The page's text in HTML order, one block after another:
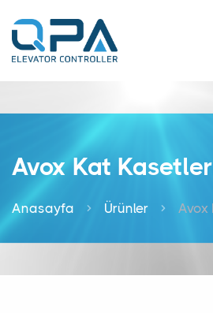
Avox Kat
Anasayfa Ürünler Avox